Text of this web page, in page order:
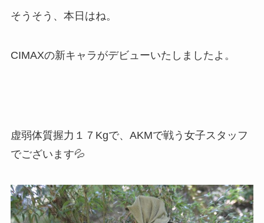
そうそう、本日はね。
CIMAXの新キャラがデビューいたしましたよ。
虚弱体質握力１７Kgで、AKMで戦う女子スタッフ
でございます💦